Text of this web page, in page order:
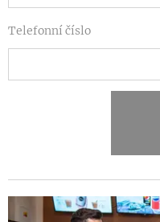
Telefonní číslo